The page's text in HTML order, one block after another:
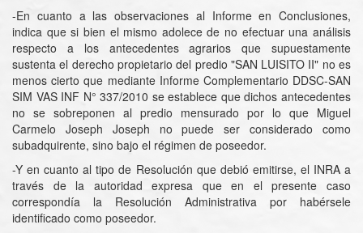
-En cuanto a las observaciones al Informe en Conclusiones,
indica que si bien el mismo adolece de no efectuar una análisis
respecto a los antecedentes agrarios que supuestamente
sustenta el derecho propietario del predio "SAN LUISITO II" no es
menos cierto que mediante Informe Complementario DDSC-SAN
SIM VAS INF N° 337/2010 se establece que dichos antecedentes
no se sobreponen al predio mensurado por lo que Miguel
Carmelo Joseph Joseph no puede ser considerado como
subadquirente, sino bajo el régimen de poseedor.
-Y en cuanto al tipo de Resolución que debió emitirse, el INRA a
través de la autoridad expresa que en el presente caso
correspondía la Resolución Administrativa por habérsele
identificado como poseedor.